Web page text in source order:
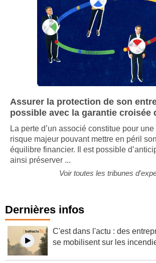
Assurer la protection de son
possible avec la garantie croisée
La perte d’un associé constitue pour
risque majeur pouvant mettre en péril
équilibre financier. Il est possible
Dernières infos
C'est dans l'actu : des